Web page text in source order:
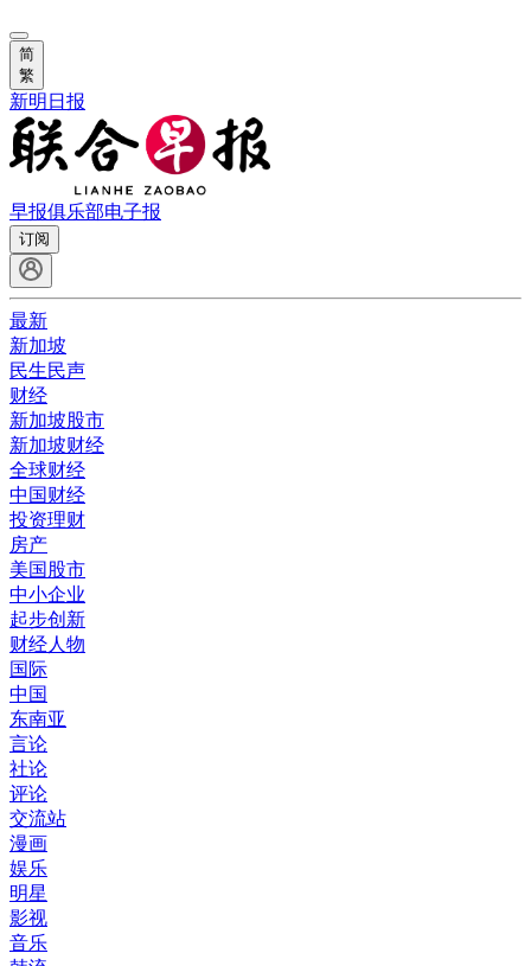
简
繁
新明日报
早报俱乐部电子报
订阅
最新
新加坡
民生民声
财经
新加坡股市
新加坡财经
全球财经
中国财经
投资理财
房产
美国股市
中小企业
起步创新
财经人物
国际
中国
东南亚
言论
社论
评论
交流站
漫画
娱乐
明星
影视
音乐